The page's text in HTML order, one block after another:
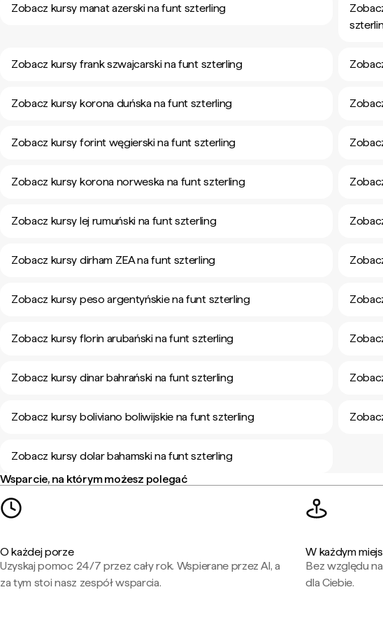
Zobacz kursy manat azerski na funt szterling
Zobacz kursy frank szwajcarski na funt szterling
Zobacz kursy korona duńska na funt szterling
Zobacz kursy forint węgierski na funt szterling
Zobacz kursy korona norweska na funt szterling
Zobacz kursy lej rumuński na funt szterling
Zobacz kursy dirham ZEA na funt szterling
Zobacz kursy peso argentyńskie na funt szterling
Zobacz kursy florin arubański na funt szterling
Zobacz kursy dinar bahrański na funt szterling
Zobacz kursy boliviano boliwijskie na funt szterling
Zobacz kursy dolar bahamski na funt szterling
Wsparcie, na którym możesz polegać
O każdej porze
Uzyskaj pomoc 24/7 przez cały rok. Wspierane przez AI, a
za tym stoi nasz zespół wsparcia.
W każdym
Bez względu
dla Ciebie.